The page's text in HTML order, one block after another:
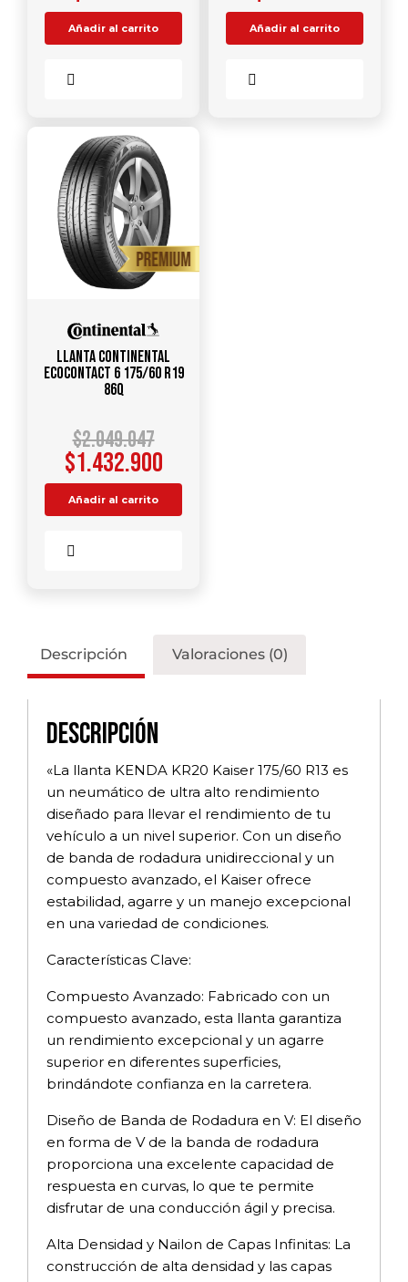
Añadir al carrito Añadir al carrito
Llanta CONTINENTAL
EcoContact 6 175/60 R19
86Q
$2.049.047
$1.432.900
Añadir al carrito
Descripción Valoraciones (0)
Descripción
«La llanta KENDA KR20 Kaiser 175/60 R13 es
un neumático de ultra alto rendimiento
diseñado para llevar el rendimiento de tu
vehículo a un nivel superior. Con un diseño
de banda de rodadura unidireccional y un
compuesto avanzado, el Kaiser ofrece
estabilidad, agarre y un manejo excepcional
en una variedad de condiciones.
Características Clave:
Compuesto Avanzado: Fabricado con un
compuesto avanzado, esta llanta garantiza
un rendimiento excepcional y un agarre
superior en diferentes superficies,
brindándote confianza en la carretera.
Diseño de Banda de Rodadura en V: El diseño
en forma de V de la banda de rodadura
proporciona una excelente capacidad de
respuesta en curvas, lo que te permite
disfrutar de una conducción ágil y precisa.
Alta Densidad y Nailon de Capas Infinitas: La
construcción de alta densidad y las capas